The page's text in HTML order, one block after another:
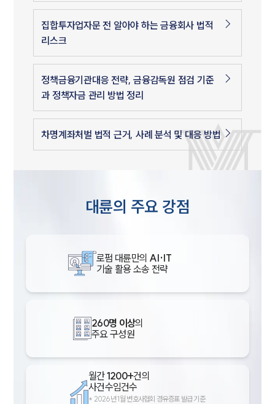
집합투자업자문 전 알아야 하는 금융회사 법적
리스크
정책금융기관대응 전략, 금융감독원 점검 기준
과 정책자금 관리 방법 정리
차명계좌처벌 법적 근거, 사례 분석 및 대응 방법
대륜의 주요 강점
로펌 대륜만의 AI·IT
기술 활용 소송 전략
260명 이상의
주요 구성원
월간1200+건의
사건수임건수
* 2026년 1월 변호사협회 경유증표 발급 기준